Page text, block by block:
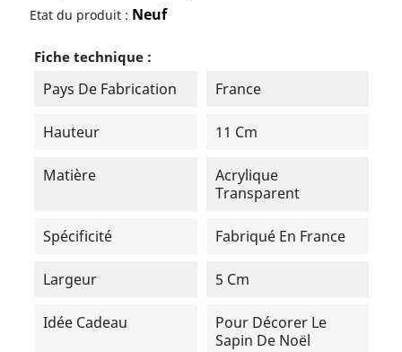
Etat du produit : Neuf
Fiche technique :
Pays De Fabrication France
Hauteur 11 Cm
Matière
Acrylique
Transparent
Spécificité Fabriqué En France
Largeur 5 Cm
Idée Cadeau
Pour Décorer Le
Sapin De Noël